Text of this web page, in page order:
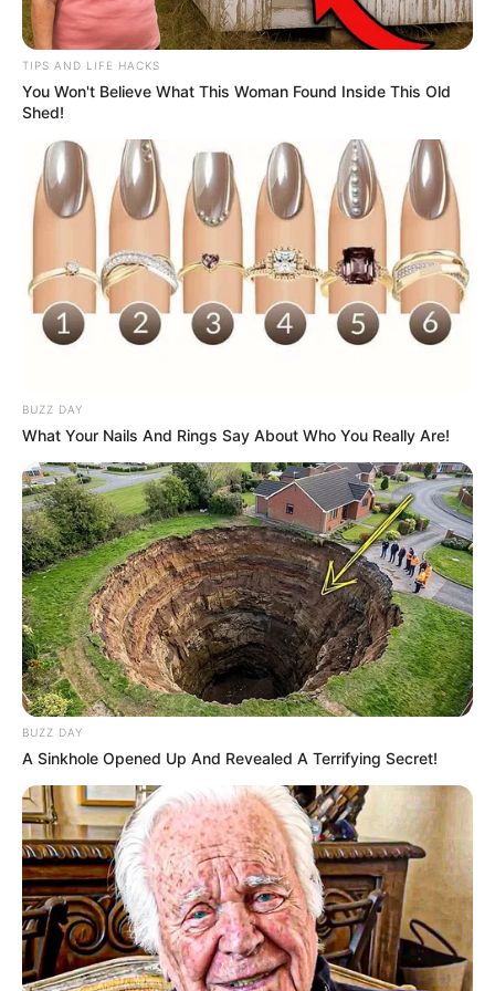
untuk memotong target berdasarkan ketebalan energi kutukannya.
Ia juga memiliki teknik manipulasi.
13. Mahito
Ada banyak tokoh antagonis di
dihadapi oleh protagonisnya. Salah satu yang paling menarik
adalah Mahito.
Disebut menarik karena kepribadian psikotiknya menjadikannya
salah satu karakter yang paling tidak terduga dalam pertunjukan
anime ini.
Dia memiliki kemampuan untuk memanipulasi. Cara dia
memanipulasi makhluk dengan satu sentuhan menjadikannya
salah satu musuh paling menakutkan diJujutsu Kaisen.
Setiap Penyihir Jujutsu yang bertarung dengan musuh ini harus
tetap waspada setiap saat, jangan sampai mereka berubah menjadi
monster yang menggeliat tanpa harapan untuk bertahan hidup.
14. Jogo
TIPS AND LIFE HACKS
You Won't Believe What This Woman Found Inside This Old
Shed!
BUZZ DAY
What Your Nails And Rings Say About Who You Really Are!
BUZZ DAY
A Sinkhole Opened Up And Revealed A Terrifying Secret!